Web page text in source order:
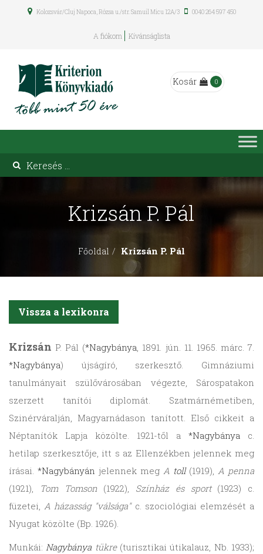
Kolozsvár/Cluj Napoca, Rózsa u./str. Samuil Micu 12A/3 0040 264 597 450
A fiókom Kívánságlista
Kosár 0
Kri­zsán P. Pál
Főoldal Kri­zsán P. Pál
Vissza a lexikonra
Krizsán P. Pál (*Nagybánya, 1891. jún. 11. 1965. márc. 7.
*Nagybánya) újságíró, szerkesztő. Gimnáziumi
tanulmányait szülővárosában végezte, Sárospatakon
szerzett tanítói diplomát. Szatmárnémetiben,
Szinérváralján, Magyarnádason tanított. Első cikkeit a
Néptanítók Lapja közölte. 1921-től a *Nagybánya c.
hetilap szerkesztője, itt s az Ellenzékben jelennek meg
írásai. *Nagybányán jelennek meg A toll(1919), A penna
(1921),
Tom Tomson(1922), Színház és sport(1923) c.
füzetei,A házasság "válsága"c. szociológiai elemzését a
Nyugat közölte (Bp. 1926).
Munkái:Nagybánya tükre(turisztikai útikalauz, Nb. 1933);